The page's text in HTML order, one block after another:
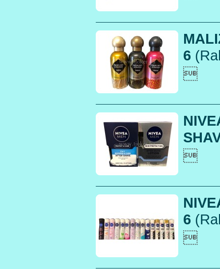
6


6
